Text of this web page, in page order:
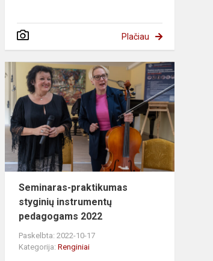
Plačiau
Seminaras-praktikumas
styginių instrumentų
pedagogams 2022
Paskelbta: 2022-10-17
Kategorija:Renginiai